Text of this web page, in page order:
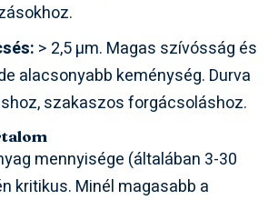
> 2,5 µm. Magas szívósság és
alacsonyabb keménység. Durva
szakaszos forgácsoláshoz.
mennyisége (általában 3-30
kritikus. Minél magasabb a